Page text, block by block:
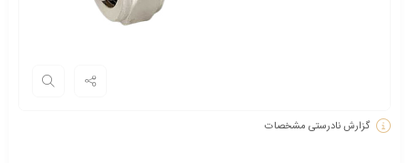
گزارش نادرستی مشخصات